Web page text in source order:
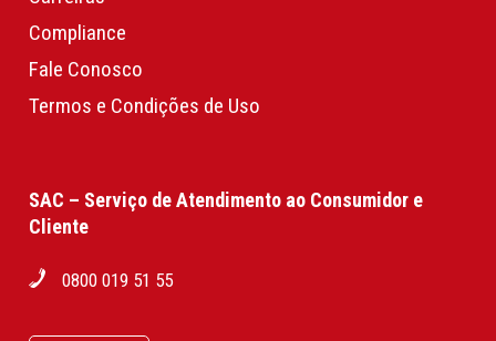
Compliance
Fale Conosco
Termos e Condições de Uso
SAC – Serviço de Atendimento ao Consumidor e
Cliente
0800 019 51 55